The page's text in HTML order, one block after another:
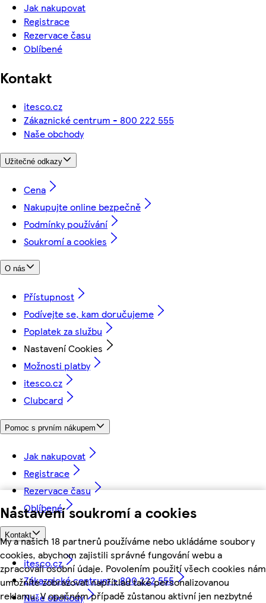
Nastavení soukromí a cookies
My a našich 18 partnerů používáme nebo ukládáme soubory
cookies, abychom zajistili správné fungování webu a
zpracovali osobní údaje. Povolením použití všech cookies nám
umožníte zobrazovat například také personalizovanou
reklamu. V opačném případě zůstanou aktivní jen nezbytné
Jak nakupovat
Registrace
Rezervace času
Oblíbené
Kontakt
itesco.cz
Zákaznické centrum - 800 222 555
Naše obchody
Užitečné odkazy
Cena
Nakupujte online bezpečně
Podmínky používání
Soukromí a cookies
O nás
Přístupnost
Podívejte se, kam doručujeme
Poplatek za službu
Nastavení Cookies
Možnosti platby
itesco.cz
Clubcard
Pomoc s prvním nákupem
Jak nakupovat
Registrace
Rezervace času
Oblíbené
Kontakt
itesco.cz
Zákaznické centrum - 800 222 555
Naše obchody